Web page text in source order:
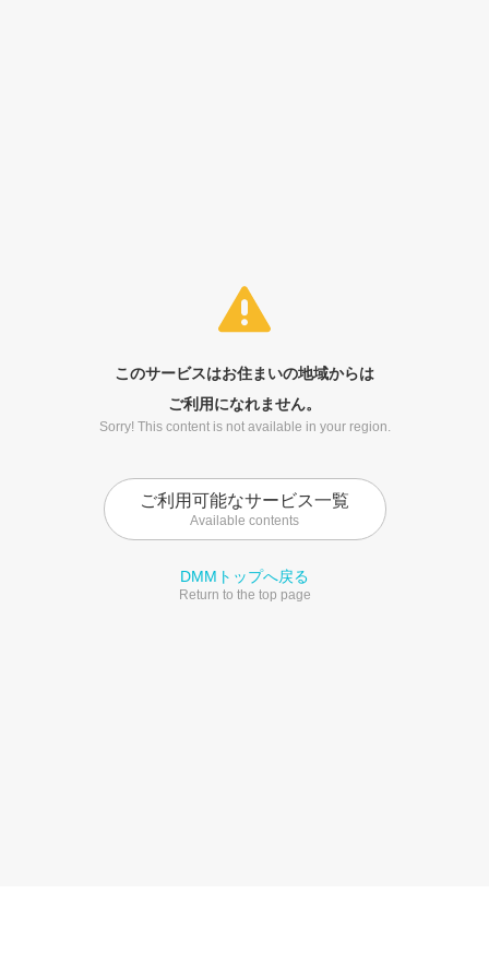
このサービスはお住まいの地域からは
ご利用になれません。
Sorry! This content is not available in your region.
ご利用可能なサービス一覧
Available contents
DMMトップへ戻る
Return to the top page